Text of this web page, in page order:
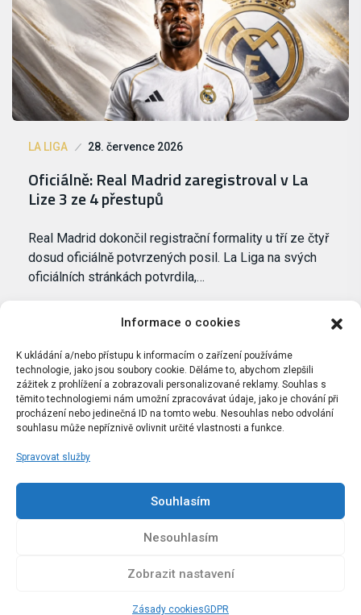
Informace o cookies
K ukládání a/nebo přístupu k informacím o zařízení používáme
technologie, jako jsou soubory cookie. Děláme to, abychom zlepšili
zážitek z prohlížení a zobrazovali personalizované reklamy. Souhlas s
těmito technologiemi nám umožní zpracovávat údaje, jako je chování při
procházení nebo jedinečná ID na tomto webu. Nesouhlas nebo odvolání
souhlasu může nepříznivě ovlivnit určité vlastnosti a funkce.
Spravovat služby
Souhlasím
Nesouhlasím
Zobrazit nastavení
Zásady cookiesGDPR
LA LIGA 28. července 2026
Oficiálně: Real Madrid zaregistroval v La
Lize 3 ze 4 přestupů
Real Madrid dokončil registrační formality u tří ze čtyř
dosud oficiálně potvrzených posil. La Liga na svých
oficiálních stránkách potvrdila,…